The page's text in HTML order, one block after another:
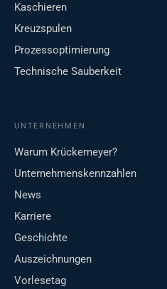
Kaschieren
Kreuzspulen
Prozessoptimierung
Technische Sauberkeit
UNTERNEHMEN
Warum Krückemeyer?
Unternehmenskennzahlen
News
Karriere
Geschichte
Auszeichnungen
Vorlesetag